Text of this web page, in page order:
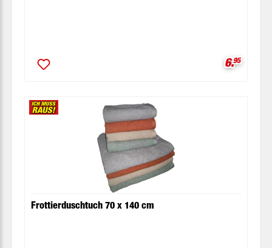
6.95
Frottierduschtuch 70 x 140 cm